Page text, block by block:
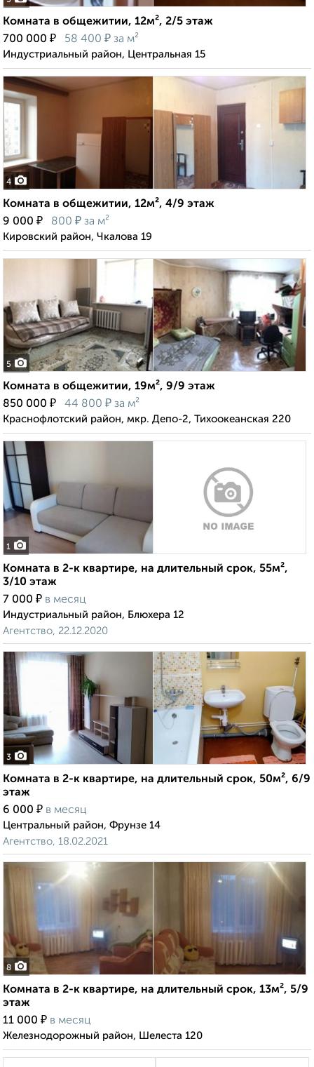
Комната в общежитии, 12м², 2/5 этаж
700 000 ₽ 58 400 ₽ за м²
Индустриальный район, Центральная 15
4
Комната в общежитии, 12м², 4/9 этаж
9 000 ₽ 800 ₽ за м²
Кировский район, Чкалова 19
5
Комната в общежитии, 19м², 9/9 этаж
850 000 ₽ 44 800 ₽ за м²
Краснофлотский район, мкр. Депо-2, Тихоокеанская 220
1
Комната в 2-к квартире, на длительный срок, 55м²,
3/10 этаж
7 000 ₽ в месяц
Индустриальный район, Блюхера 12
Агентство, 22.12.2020
3
Комната в 2-к квартире, на длительный срок, 50м², 6/9
этаж
6 000 ₽ в месяц
Центральный район, Фрунзе 14
Агентство, 18.02.2021
8
Комната в 2-к квартире, на длительный срок, 13м², 5/9
этаж
11 000 ₽ в месяц
Железнодорожный район, Шелеста 120